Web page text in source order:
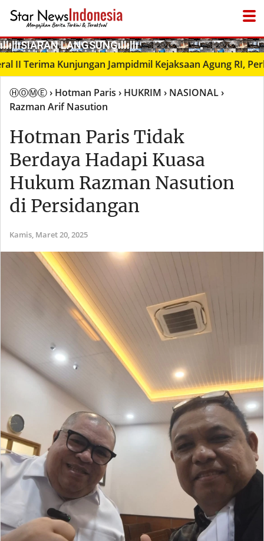
­ıllıllıS͙I͙A͙R͙A͙N͙ L͙A͙N͙G͙S͙U͙N͙G͙ıllıllı ● LIVΞ Tᐯ
Kunjungan Jampidmil Kejaksaan Agung RI, Perkuat
ⒽⓄⓂⒺ› Hotman Paris › HUKRIM › NASIONAL›
Razman Arif Nasution
Hotman Paris Tidak
Berdaya Hadapi Kuasa
Hukum Razman Nasution
di Persidangan
Kamis, Maret 20, 2025